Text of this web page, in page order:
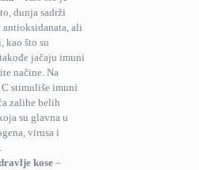
dunja sadrži
ali
kao što su
jačaju imuni
načine. Na
stimuliše imuni
zalihe belih
su glavna u
virusa i
kose –